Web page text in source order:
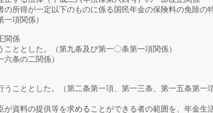
得が一定以下のものに係る国民年金の保険料の免除の
項関係）
関係
ととした。（第九条及び第一〇条第一項関係）
条の二関係）
こととした。（第二条第一項、第一三条、第一五条第一
資料の提供等を求めることができる者の範囲を、年金生